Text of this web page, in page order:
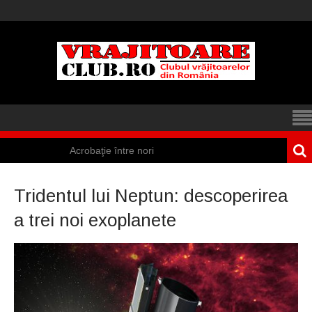
Acrobaţie între nori
un cort din Spania
Marea vânătoare
de vrăjitoare din
Suedia
Vrăjitoare
Tridentul lui Neptun: descoperirea
a trei noi exoplanete